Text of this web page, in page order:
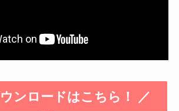
ンロードはこちら！ ／